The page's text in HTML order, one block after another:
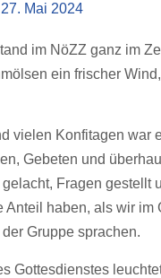
27. Mai 2024
im NöZZ ganz im
ein frischer
vielen Konfitagen war
Gebeten und
Fragen gestellt
Anteil haben, als wir im
Gruppe sprachen.
Gottesdienstes